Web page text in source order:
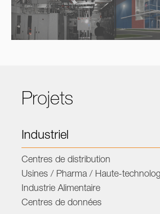
Projets
Industriel
Centres de distribution
Usines / Pharma / Haute-
Industrie Alimentaire
Centres de données